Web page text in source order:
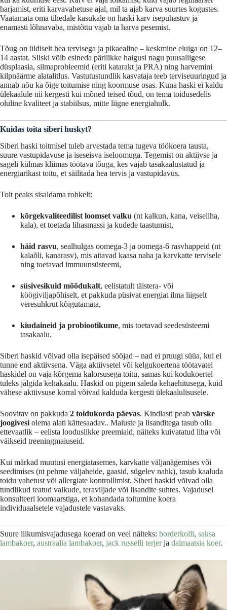
harjamist, eriti karvavahetuse ajal, mil ta ajab karva suurtes kogustes.
Vaatamata oma tihedale kasukale on haski karv isepuhastuv ja
enamasti lõhnavaba, mistõttu vajab ta harva pesemist.
Tõug on üldiselt hea tervisega ja pikaealine – keskmine eluiga on 12–
14 aastat. Siiski võib esineda pärilikke haigusi nagu puusaliigese
düsplaasia, silmaprobleemid (eriti katarakt ja PRA) ning harvemini
kilpnäärme alatalitlus. Vastutustundlik kasvataja teeb terviseuuringud ja
annab nõu ka õige toitumise ning koormuse osas. Kuna haski ei kaldu
ülekaalule nii kergesti kui mõned teised tõud, on tema toidusedelis
oluline kvaliteet ja stabiilsus, mitte liigne energiahulk.
Kuidas toita siberi huskyt?
Siberi haski toitmisel tuleb arvestada tema tugeva töökoera tausta,
suure vastupidavuse ja iseseisva iseloomuga. Tegemist on aktiivse ja
sageli külmas kliimas töötava tõuga, kes vajab tasakaalustatud ja
energiarikast toitu, et säilitada hea tervis ja vastupidavus.
Toit peaks sisaldama rohkelt:
kõrgekvaliteedilist loomset valku (nt kalkun, kana, veiseliha,
kala), et toetada lihasmassi ja kudede taastumist,
häid rasvu, sealhulgas oomega-3 ja oomega-6 rasvhappeid (nt
kalaõli, kanarasv), mis aitavad kaasa naha ja karvkatte tervisele
ning toetavad immuunsüsteemi,
süsivesikuid mõõdukalt, eelistatult täistera- või
köögiviljapõhiselt, et pakkuda püsivat energiat ilma liigselt
veresuhkrut kõigutamata,
kiudaineid ja probiootikume, mis toetavad seedesüsteemi
tasakaalu.
Siberi haskid võivad olla isepäised sööjad – nad ei pruugi süüa, kui ei
tunne end aktiivsena. Väga aktiivsetel või kelgukoertena töötavatel
haskidel on vaja kõrgema kalorsusega toitu, samas kui kodukoertel
tuleks jälgida kehakaalu. Haskid on pigem saleda kehaehitusega, kuid
vähese aktiivsuse korral võivad kalduda kergesti ülekaalulisusele.
Soovitav on pakkuda 2 toidukorda päevas. Kindlasti peab värske
joogivesi olema alati kättesaadav.. Maiuste ja lisanditega tasub olla
ettevaatlik – eelista looduslikke preemiaid, näiteks kuivatatud liha või
väikseid treeningmaiuseid.
Kui märkad muutusi energiatasemes, karvkatte väljanägemises või
seedimises (nt pehme väljaheide, gaasid, sügelev nahk), tasub kaaluda
toidu vahetust või allergiate kontrollimist. Siberi haskid võivad olla
tundlikud teatud valkude, teraviljade või lisandite suhtes. Vajadusel
konsulteeri loomaarstiga, et kohandada toitumine koera
individuaalsetele vajadustele vastavaks.
Suure liikumisvajadusega koerad on veel näiteks: borderkolli, saksa
lambakoer, austraalia lambakoer, jack russelli terjerja dalmaatsia koer.